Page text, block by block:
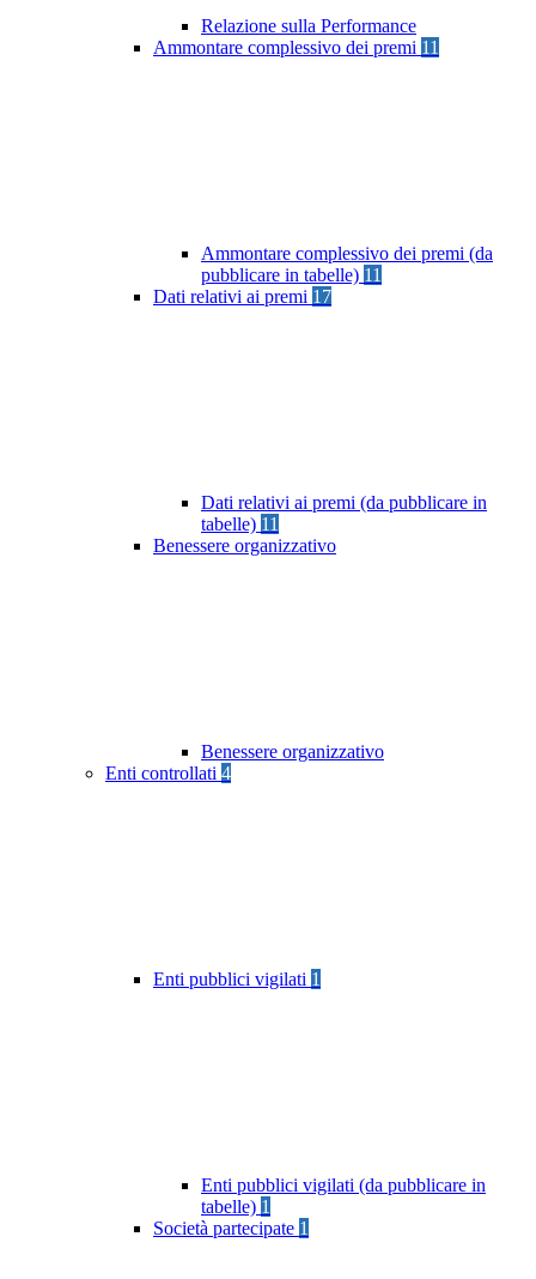
Relazione sulla Performance
Ammontare complessivo dei premi 11
Ammontare complessivo dei premi (da
pubblicare in tabelle) 11
Dati relativi ai premi 17
Dati relativi ai premi (da pubblicare in
tabelle) 11
Benessere organizzativo
Benessere organizzativo
Enti controllati 4
Enti pubblici vigilati 1
Enti pubblici vigilati (da pubblicare in
tabelle) 1
Società partecipate 1